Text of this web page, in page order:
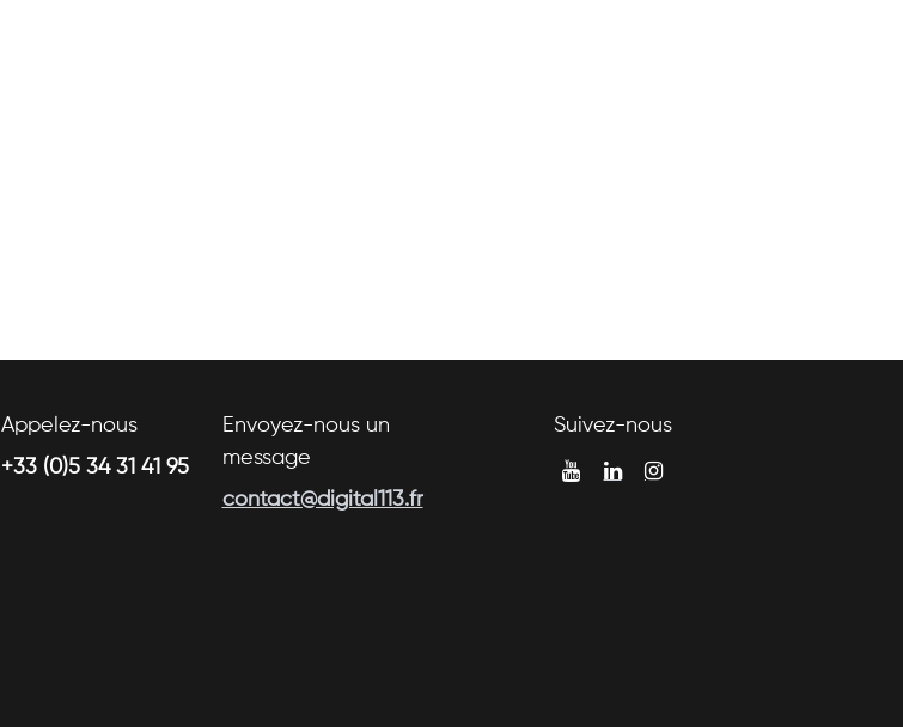
Appelez-nous
+33 (0)5 34 31 41 95
Envoyez-nous un
message
contact@digital113.fr
Suivez-nous